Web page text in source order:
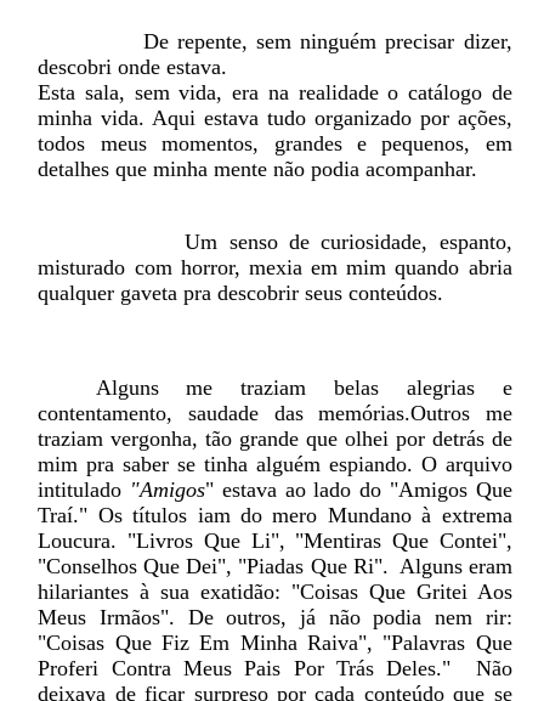
De repente, sem ninguém precisar dizer,
descobri onde estava.
Esta sala, sem vida, era na realidade o catálogo de
minha vida. Aqui estava tudo organizado por ações,
todos meus momentos, grandes e pequenos, em
detalhes que minha mente não podia acompanhar.
Um senso de curiosidade, espanto,
misturado com horror, mexia em mim quando abria
qualquer gaveta pra descobrir seus conteúdos.
Alguns me traziam belas alegrias e
contentamento, saudade das memórias.Outros me
traziam vergonha, tão grande que olhei por detrás de
mim pra saber se tinha alguém espiando. O arquivo
intitulado "Amigos" estava ao lado do "Amigos Que
Traí." Os títulos iam do mero Mundano à extrema
Loucura. "Livros Que Li", "Mentiras Que Contei",
"Conselhos Que Dei", "Piadas Que Ri". Alguns eram
hilariantes à sua exatidão: "Coisas Que Gritei Aos
Meus Irmãos". De outros, já não podia nem rir:
"Coisas Que Fiz Em Minha Raiva", "Palavras Que
Proferi Contra Meus Pais Por Trás Deles."
Não
deixava de ficar surpreso por cada conteúdo que se